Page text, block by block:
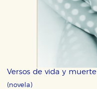
Versos de vida y muerte
(novela)